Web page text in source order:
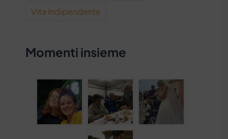
Vita Indipendente
Momenti insieme